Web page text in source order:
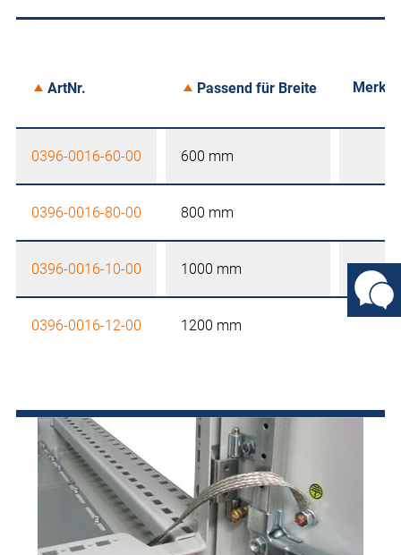
ArtNr. Passend für Breite
0396-0016-60-00 600 mm
0396-0016-80-00 800 mm
0396-0016-10-00 1000 mm
0396-0016-12-00 1200 mm